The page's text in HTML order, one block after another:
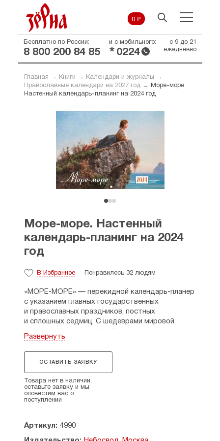
0 ₽
Бесплатно по России:
8 800 200 84 85
и с мобильного:
* 0224
с 9 до 21
ежедневно
Главная → Книги → Календари и журналы →
Православные календари на 2027 год→
Море-море.
Настенный календарь-планинг на 2024 год
Море-море. Настенный
календарь-планинг на 2024
год
В Избранное Понравилось 32 людям
«МОРЕ-МОРЕ» — перекидной календарь-планер
с указанием главных государственных
и православных праздников, постных
и сплошных седмиц. С шедеврами мировой
приятный бонус — закладки с фрагментами
картин.
высококачественая печать.
В настенном календаре-планинге для всей семьи
можно не только следить за временем,
фиксировать важные даты. Вы вольны
Развернуть
ОСТАВИТЬ ЗАЯВКУ
Товара нет в наличии,
оставьте заявку и мы
оповестим вас о
поступлении
Артикул: 4990